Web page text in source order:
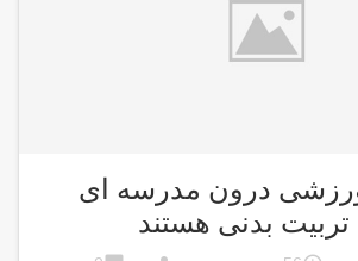
درون مدرسه ای
بدنی هستند